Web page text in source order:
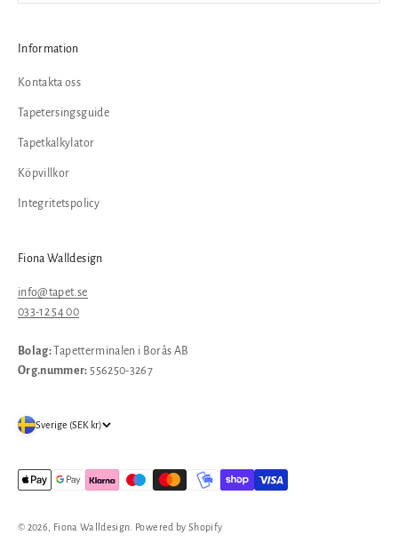
Information
Kontakta oss
Tapetersingsguide
Tapetkalkylator
Köpvillkor
Integritetspolicy
Fiona Walldesign
info@tapet.se
033-12 54 00
Bolag:
Tapetterminalen i Borås AB
Org.nummer: 556250-3267
Sverige (SEK kr)
© 2026, Fiona Walldesign. Powered by Shopify